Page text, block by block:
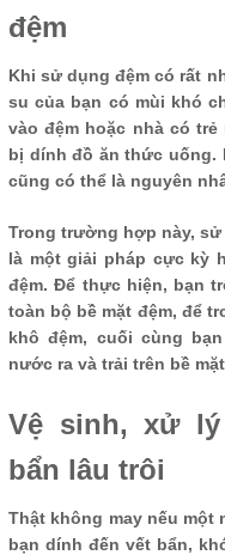
đệm
Khi sử dụng đệm có rất
su của bạn có mùi khó
vào đệm hoặc nhà có
bị dính đồ ăn thức uống.
cũng có thể là nguyên
Trong trường hợp này,
là một giải pháp cực kỳ
đệm. Để thực hiện, bạn
toàn bộ bề mặt đệm, để
khô đệm, cuối cùng
nước ra và trải trên bề
Vệ sinh, xử
bẩn lâu trôi
Thật không may nếu một
bạn dính đến vết bẩn,